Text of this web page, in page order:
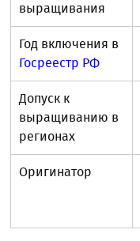
выращивания
Год включения в
Госреестр РФ
Допуск к
выращиванию в
регионах
Оригинатор